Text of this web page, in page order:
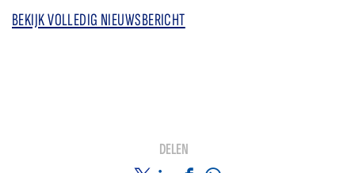
BEKIJK VOLLEDIG NIEUWSBERICHT
DELEN